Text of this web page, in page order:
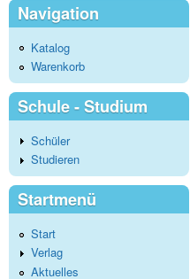
Navigation
Katalog
Warenkorb
Schule - Studium
Schüler
Studieren
Startmenü
Start
Verlag
Aktuelles